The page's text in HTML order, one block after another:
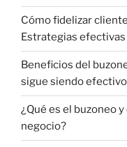
Cómo fidelizar
Estrategias efectivas
Beneficios del
sigue siendo
¿Qué es el buzoneo
negocio?